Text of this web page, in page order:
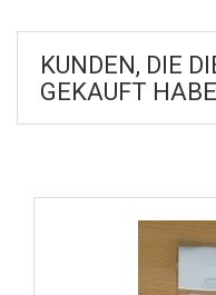
KUNDEN, DIE
GEKAUFT